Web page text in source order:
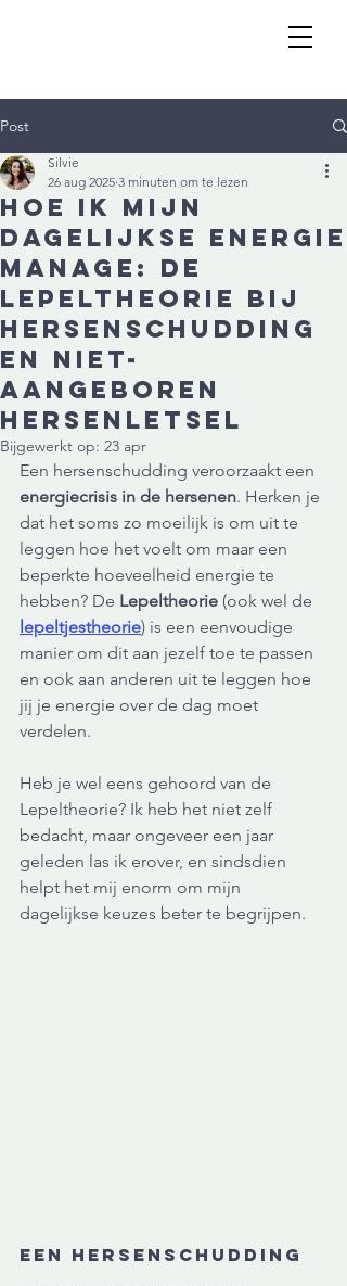
Post
Hoe ik mijn
dagelijkse energie
manage: De
Lepeltheorie bij
hersenschudding
en niet-
aangeboren
hersenletsel
Silvie
26 aug 2025 3 minuten om te lezen
Bijgewerkt op: 23 apr
Een hersenschudding veroorzaakt een
energiecrisis in de hersenen. Herken je
dat het soms zo moeilijk is om uit te
leggen hoe het voelt om maar een
beperkte hoeveelheid energie te
hebben? De Lepeltheorie (ook wel de
lepeltjestheorie) is een eenvoudige
manier om dit aan jezelf toe te passen
en ook aan anderen uit te leggen hoe
jij je energie over de dag moet
verdelen.
Heb je wel eens gehoord van de
Lepeltheorie? Ik heb het niet zelf
bedacht, maar ongeveer een jaar
geleden las ik erover, en sindsdien
helpt het mij enorm om mijn
dagelijkse keuzes beter te begrijpen.
Een hersenschudding